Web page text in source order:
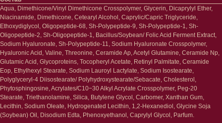
Aqua, Dimethicone/Vinyl Dimethicone Crosspolymer, Glycerin, Dicaprylyl Ether,
Niacinamide, Dimethicone, Cetearyl Alcohol, Caprylic/Capric Triglyceride,
Ethoxydiglycol, Oligopeptide-68, Sh-Polypeptide-9, Sh-Polypeptide-1, Sh-
Oligopeptide-2, Sh-Oligopeptide-1, Bacillus/Soybean/ Folic Acid Ferment Extract,
Sodium Hyaluronate, Sh-Polypeptide-11, Sodium Hyaluronate Crosspolymer,
Hyaluronic Acid, Valine, Threonine, Ceramide Ap, Acetyl Glutamine, Ceramide Np,
Glutamic Acid, Glycoproteins, Tocopheryl Acetate, Retinyl Palmitate, Ceramide
Eop, Ethylhexyl Stearate, Sodium Lauroyl Lactylate, Sodium Isostearate,
Polyglyceryl-4 Diisostearate/ Polyhydroxystearate/Sebacate, Cholesterol,
Phytosphingosine, Acrylates/C10−30 Alkyl Acrylate Crosspolymer, Peg-20
Stearate, Triethanolamine, Silica, Butylene Glycol, Carbomer, Xanthan Gum,
Lecithin, Sodium Oleate, Hydrogenated Lecithin, 1,2-Hexanediol, Glycine Soja
(Soybean) Oil, Disodium Edta, Phenoxyethanol, Caprylyl Glycol, Parfum.
Шея и зона декольте
Пилинги/масла
Уход за руками
Уход за ногами
Средства для ванны
Гаджеты
Сертификаты
Наборы
Ретинол
Защита от солнца
Тонизация
Восстановление
Маски и патчи
Уход за губами
Декоротивная косметика
Волосы
Проблемы
Шампуни
Кондиционеры/бальзамы
Маски/скрабы